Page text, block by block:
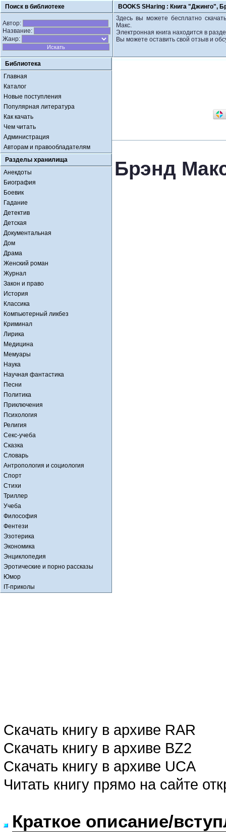
Поиск в библиотеке BOOKS SHaring : Книга "Джинго",
Автор:
Название:
Жанр:
Здесь вы можете бесплатно
Макс.
Электронная книга находится в
Вы можете оставить свой отзыв и
Библиотека
Главная
Каталог
Новые поступления
Популярная литература
Как качать
Чем читать
Администрация
Авторам и правообладателям
Разделы хранилища
Анекдоты
Биография
Боевик
Гадание
Детектив
Детская
Документальная
Дом
Драма
Женский роман
Журнал
Закон и право
История
Классика
Компьютерный ликбез
Криминал
Лирика
Медицина
Мемуары
Наука
Научная фантастика
Песни
Политика
Приключения
Психология
Религия
Секс-учеба
Сказка
Словарь
Антропология и социология
Спорт
Стихи
Триллер
Учеба
Философия
Фентези
Эзотерика
Экономика
Энциклопедия
Эротические и порно рассказы
Юмор
IT-приколы
Брэнд
Скачать книгу в архиве RAR
Скачать книгу в архиве BZ2
Скачать книгу в архиве UCA
Читать книгу прямо на сайте
Краткое описание/